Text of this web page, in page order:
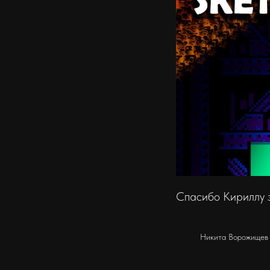
Спасибо Кириллу
Никита Ворожищев